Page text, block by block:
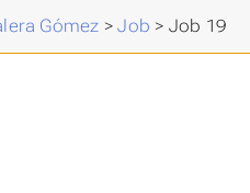
Gómez >Job > Job 19